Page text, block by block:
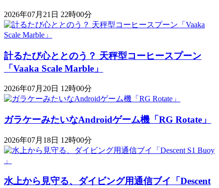
2026年07月21日 22時00分
計るたび心ととのう？ 天秤型コーヒースプーン
「Vaaka Scale Marble」
2026年07月20日 12時00分
ガラケーみたいなAndroidゲーム機「RG Rotate」
2026年07月18日 12時00分
水上から見守る、ダイビング用通信ブイ「Descent